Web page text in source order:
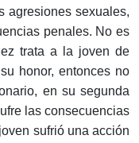
agresiones sexuales,
penales. No es
trata a la joven de
honor, entonces no
en su segunda
las consecuencias
sufrió una acción